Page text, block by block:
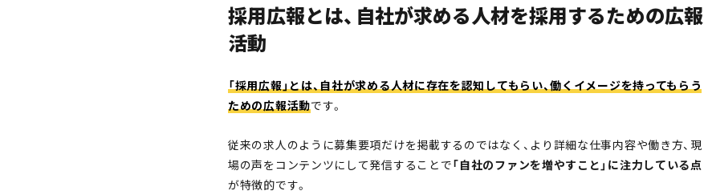
採用広報とは、自社が求める人材を採用するための広報
活動
「採用広報」とは、自社が求める人材に存在を認知してもらい、働くイメージを持ってもらう
ための広報活動です。
従来の求人のように募集要項だけを掲載するのではなく、より詳細な仕事内容や働き方、現
場の声をコンテンツにして発信することで「自社のファンを増やすこと」に注力している点
が特徴的です。